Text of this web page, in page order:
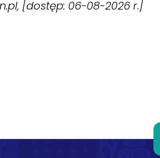
[dostęp: 06-08-2026 r.]